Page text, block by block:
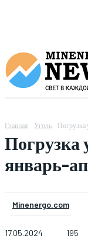
Главная Уголь Погрузка
Погрузка
январь-
Minenergo.com
17.05.2024 195